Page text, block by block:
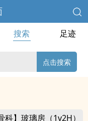
搜索 足迹
点击搜索
科】玻璃房（1v2H）